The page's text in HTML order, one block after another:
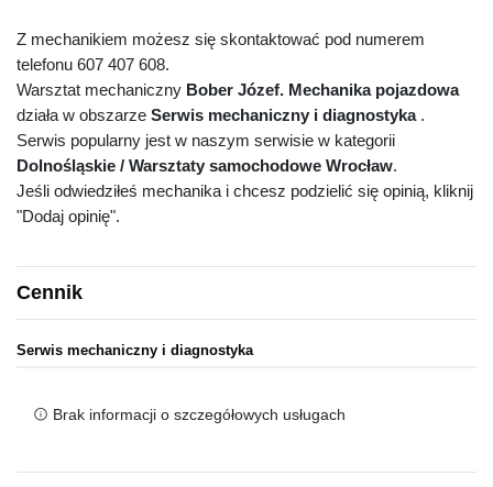
Z mechanikiem możesz się skontaktować pod numerem
telefonu 607 407 608.
Warsztat mechaniczny Bober Józef. Mechanika pojazdowa
działa w obszarze Serwis mechaniczny i diagnostyka.
Serwis popularny jest w naszym serwisie w kategorii
Dolnośląskie / Warsztaty samochodowe Wrocław.
Jeśli odwiedziłeś mechanika i chcesz podzielić się opinią, kliknij
"Dodaj opinię".
Cennik
Serwis mechaniczny i diagnostyka
Brak informacji o szczegółowych usługach